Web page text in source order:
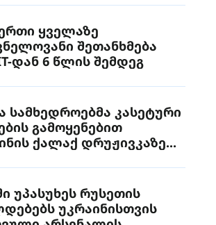
ყველაზე
შეთანხმება
დან 6 წლის შემდეგ
სამხედროებმა კასეტური
გამოყენებით
ქალაქ დრუჟივკაზე
უპასუხეს რუსეთის
უკრაინისთვის